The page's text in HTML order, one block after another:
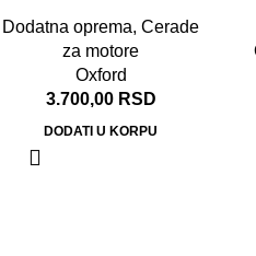
Dodatna oprema, Cerade
za motore
Oxford
3.700,00 RSD
DODATI U KORPU